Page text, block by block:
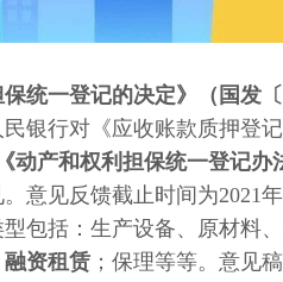
统一登记的决定》（国发〔
银行对《应收账款质押登
《动产和权利担保统一登记
意见反馈截止时间为2021
包括：生产设备、原材料
融资租赁；保理等等。意见